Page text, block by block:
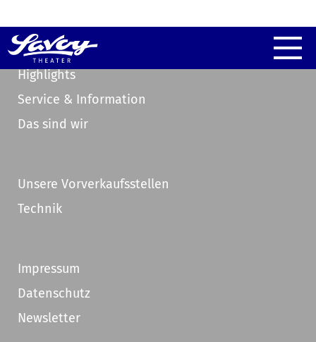
Highlights
Service & Information
Das sind wir
Unsere Vorverkaufsstellen
Technik
Impressum
Datenschutz
Newsletter